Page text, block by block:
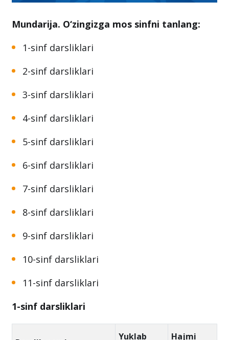
Mundarija. O‘zingizga mos sinfni tanlang:
1-sinf darsliklari
2-sinf darsliklari
3-sinf darsliklari
4-sinf darsliklari
5-sinf darsliklari
6-sinf darsliklari
7-sinf darsliklari
8-sinf darsliklari
9-sinf darsliklari
10-sinf darsliklari
11-sinf darsliklari
1-sinf darsliklari
Yuklab
Hajmi